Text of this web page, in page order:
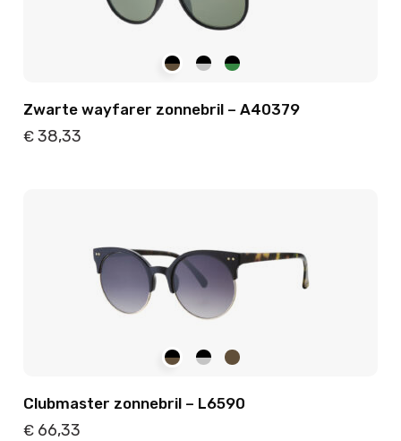
Zwarte wayfarer zonnebril – A40379
€38,33
Clubmaster zonnebril – L6590
€66,33